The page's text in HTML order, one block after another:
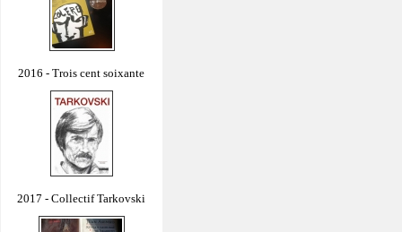
2016 - Trois cent soixante
2017 - Collectif Tarkovski